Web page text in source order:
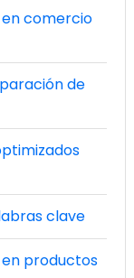
comercio
de
clave
productos